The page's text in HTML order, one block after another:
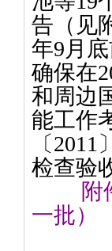
告（见
年9月
确保在
和周边
能工作
〔2011 〕
检查验
附
一批）